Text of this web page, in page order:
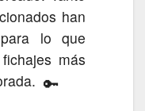
han
lo que
más
🔑